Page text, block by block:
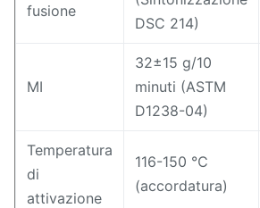
fusione
DSC 214)
MI
32±15 g/10
minuti (ASTM
D1238-04)
Temperatura
di
attivazione
116-150 ℃
(accordatura)